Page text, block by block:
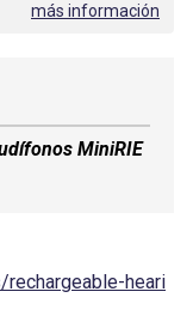
más información
MiniRIE
heari